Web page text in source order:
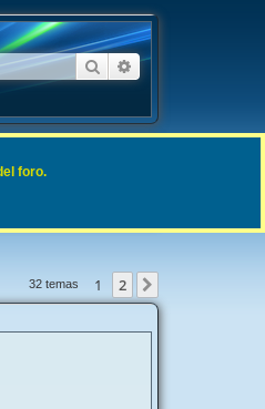
BuscarBúsqueda
32 temas 1 2
foro.